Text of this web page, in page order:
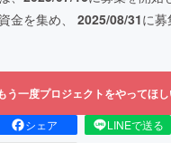
金を集め、 2025/08/31に
う一度プロジェクトをやってほ
シェア LINEで送る